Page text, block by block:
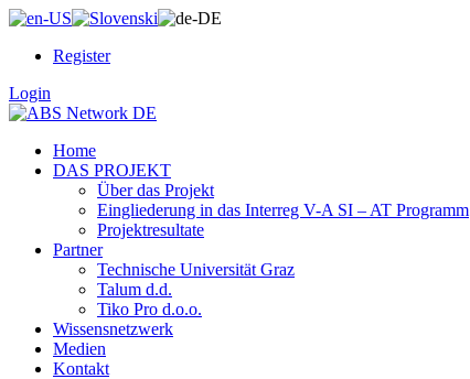
Register
Login
Home
DAS PROJEKT
Über das Projekt
Eingliederung in das Interreg V-A SI – AT Programm
Projektresultate
Partner
Technische Universität Graz
Talum d.d.
Tiko Pro d.o.o.
Wissensnetzwerk
Medien
Kontakt